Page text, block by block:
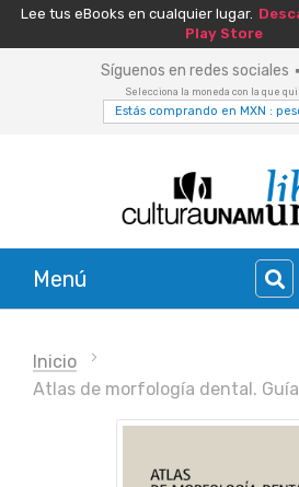
Lee tus eBooks en cualquier lugar.
Play Store
Síguenos en redes sociales
Selecciona la moneda con la que
Estás comprando en MXN :
Menú
Inicio
Atlas de morfología dental.